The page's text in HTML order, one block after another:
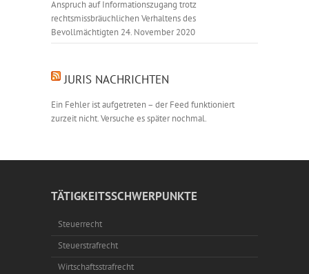
Anspruch auf Informationszugang trotz
rechtsmissbräuchlichen Verhaltens des
Bevollmächtigten 24. November 2020
JURIS NACHRICHTEN
Ein Fehler ist aufgetreten – der Feed funktioniert
zurzeit nicht. Versuche es später nochmal.
TÄTIGKEITSSCHWERPUNKTE
Steuerrecht
Steuerstrafrecht
Wirtschaftsstrafrecht